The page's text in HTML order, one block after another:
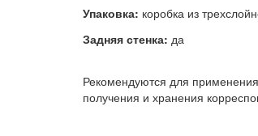
Упаковка: коробка из
Задняя стенка: да
Рекомендуются для
получения и хранения